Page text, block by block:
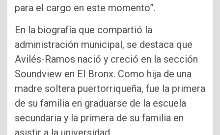
para el cargo en este momento”.
En la biografía que compartió la
administración municipal, se destaca que
Avilés-Ramos nació y creció en la sección
Soundview en El Bronx. Como hija de una
madre soltera puertorriqueña, fue la primera
de su familia en graduarse de la escuela
secundaria y la primera de su familia en